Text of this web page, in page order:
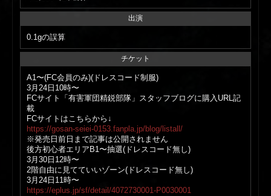
出演
0.1gの誤算
チケット
A1〜(FC会員のみ)(ドレスコード制服)
3月24日10時〜
FCサイト「有害軍団精鋭部隊」スタッフブログに購入URL記
載
FCサイトはこちらから↓
https://gosan-seiei-0153.fanpla.jp/blog/listall/
※発売日前日まで記事は公開されません
後方初心者エリアB1〜抽選(ドレスコード無し)
3月30日12時〜
2階自由に見てていいゾーン(ドレスコード無し)
3月24日11時〜
https://eplus.jp/sf/detail/4072730001-P0030001